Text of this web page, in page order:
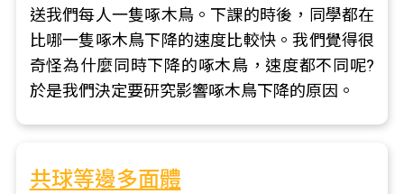
送我們每人一隻啄木鳥。下課的時後，同學都在
比哪一隻啄木鳥下降的速度比較快。我們覺得很
奇怪為什麼同時下降的啄木鳥，速度都不同呢?
於是我們決定要研究影響啄木鳥下降的原因。
共球等邊多面體